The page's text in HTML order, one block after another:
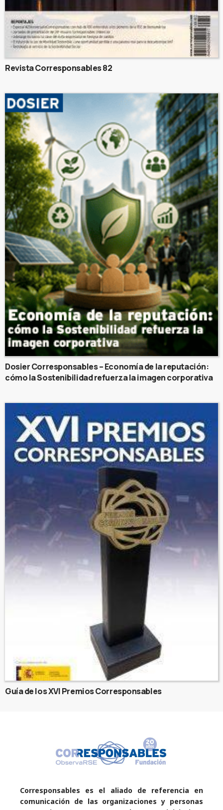
Revista Corresponsables 82
Dosier Corresponsables – Economía de la reputación:
cómo la Sostenibilidad refuerza la imagen corporativa
Guía de los XVI Premios Corresponsables
Corresponsables es el aliado de referencia en
comunicación de las organizaciones y personas